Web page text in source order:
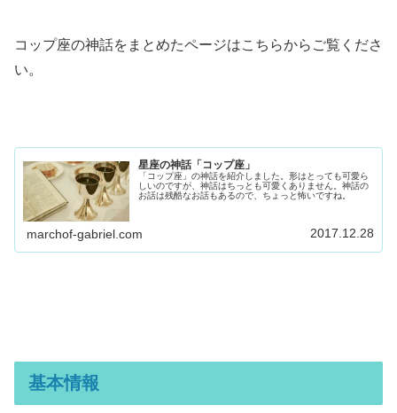
コップ座の神話をまとめたページはこちらからご覧くださ
い。
星座の神話「コップ座」
「コップ座」の神話を紹介しました。形はとっても可愛ら
しいのですが、神話はちっとも可愛くありません。神話の
お話は残酷なお話もあるので、ちょっと怖いですね。
marchof-gabriel.com 2017.12.28
基本情報